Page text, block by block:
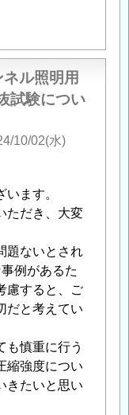
ル照明用
試験につい
10/02(水)
ます。
ただき、大変
題ないとされ
例があるた
慮すると、ご
だと考えてい
も慎重に行う
縮強度につい
きたいと思い